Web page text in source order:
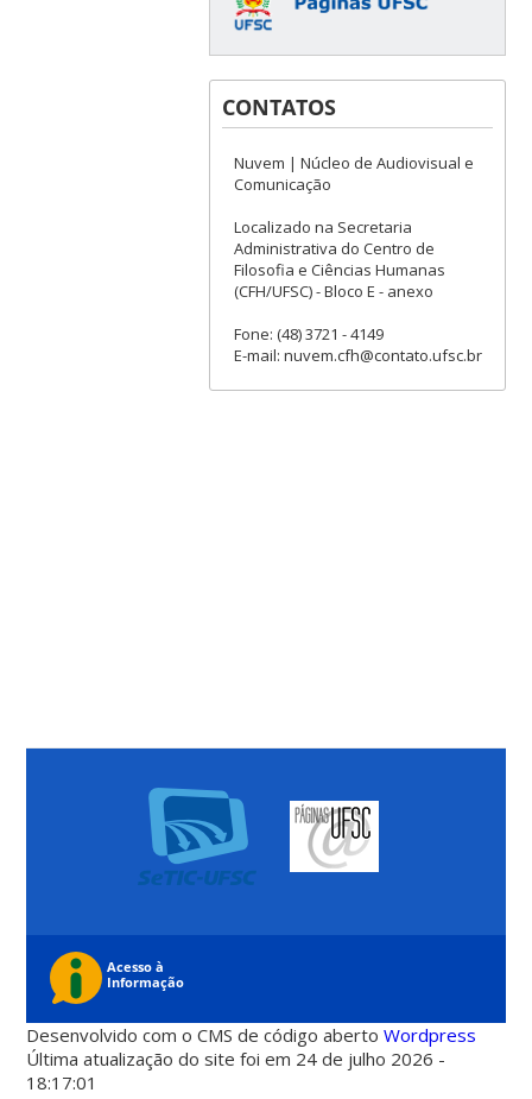
CONTATOS
Nuvem | Núcleo de Audiovisual e
Comunicação
Localizado na Secretaria
Administrativa do Centro de
Filosofia e Ciências Humanas
(CFH/UFSC) - Bloco E - anexo
Fone: (48) 3721 - 4149
E-mail: nuvem.cfh@contato.ufsc.br
Desenvolvido com o CMS de código abertoWordpress
Última atualização do site foi em 24 de julho 2026 -
18:17:01